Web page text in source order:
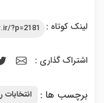
لینک کوتاه : ?p=2181
اشتراک گذاری :
برچسب ها :